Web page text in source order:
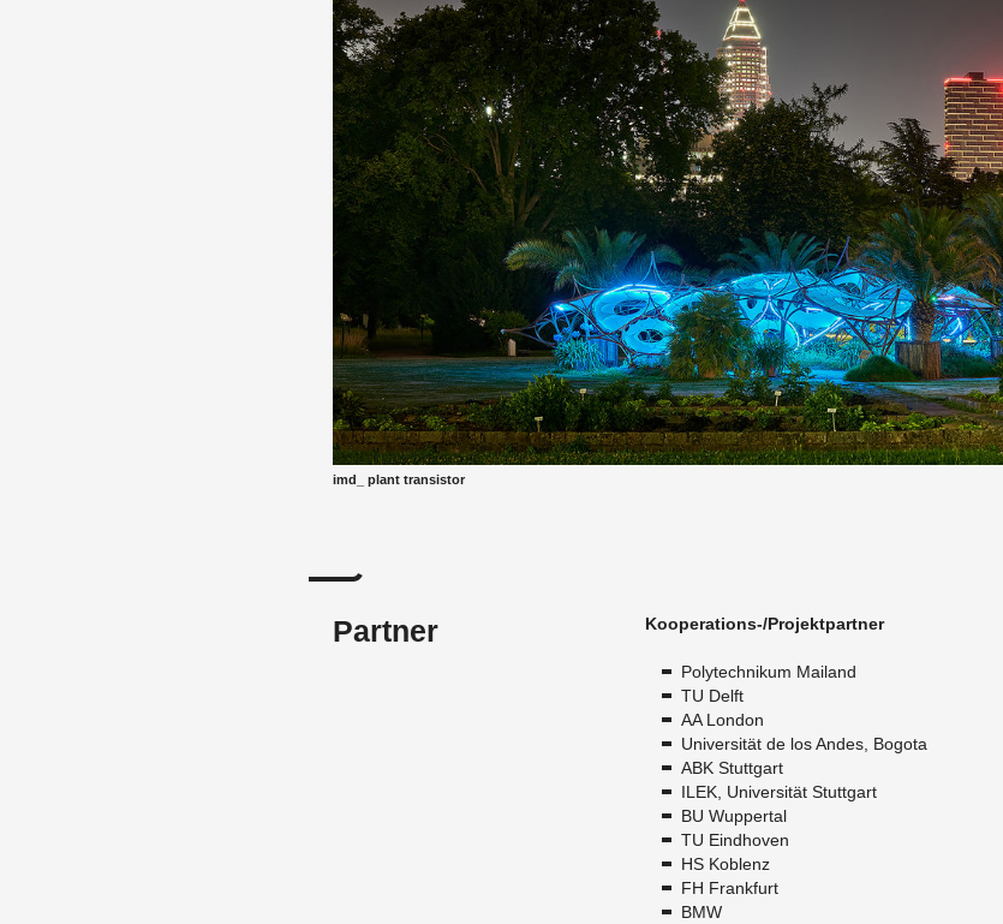
imd_ plant tran­sis­tor
Partner Ko­ope­ra­ti­ons-/Pro­jekt­part­ner
Po­ly­tech­ni­kum Mai­land
TU Delft
AA Lon­don
Uni­ver­si­tät de los Andes, Bo­go­ta
ABK Stutt­gart
ILEK, Uni­ver­si­tät Stutt­gart
BU Wup­per­tal
TU Eind­ho­ven
HS Ko­blenz
FH Frank­furt
BMW